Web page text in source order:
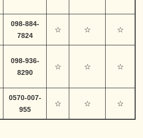
098-884-
7824
☆ ☆ ☆
098-936-
8290
☆ ☆ ☆
0570-007-
955
☆ ☆ ☆